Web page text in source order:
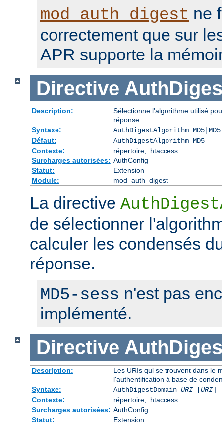
mod_auth_digest ne
correctement que sur
APR supporte la
Directive
Description:
Sélectionne l'algorithme utilisé
réponse
Syntaxe:
AuthDigestAlgorithm
Défaut:
AuthDigestAlgorithm MD5
Contexte:
répertoire, .htaccess
Surcharges autorisées: AuthConfig
Statut:
Extension
Module:
mod_auth_digest
La directive
de sélectionner
calculer les condensés
réponse.
MD5-sess n'est pas
implémenté.
Directive
Description:
Les URIs qui se trouvent dans le
l'authentification à base de
Syntaxe:
AuthDigestDomain URI[URI]
Contexte:
répertoire, .htaccess
Surcharges autorisées: AuthConfig
Statut:
Extension